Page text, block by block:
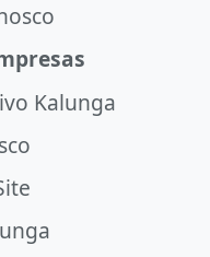
Kalunga